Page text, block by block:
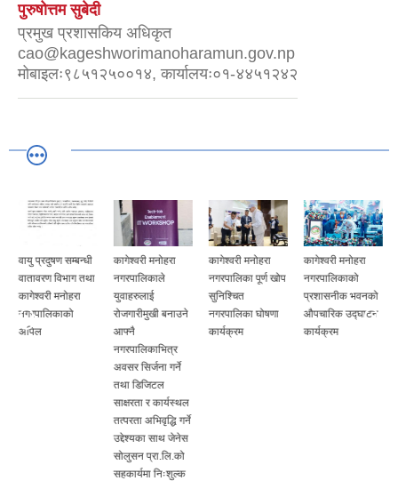
पुरुषोत्तम सुबेदी
प्रमुख प्रशासकिय अधिकृत
cao@kageshworimanoharamun.gov.np
मोबाइलः९८५१२५००१४, कार्यालयः०१-४४५१२४२
वायु प्रदुषण सम्बन्धी
वातावरण विभाग तथा
कागेश्वरी मनोहरा
नगरपालिकाको
अपिल
कागेश्वरी मनोहरा
नगरपालिकाले
युवाहरुलाई
रोजगारीमुखी बनाउने
आफ्नै
नगरपालिकाभित्र
अवसर सिर्जना गर्ने
तथा डिजिटल
साक्षरता र कार्यस्थल
तत्परता अभिवृद्धि गर्ने
उद्देश्यका साथ जेनेस
सोलुसन प्रा.लि.को
सहकार्यमा निःशुल्क
कागेश्वरी मनोहरा
नगरपालिका पूर्ण खोप
सुनिश्चित
नगरपालिका घोषणा
कार्यक्रम
कागेश्वरी मनोहरा
नगरपालिकाको
प्रशासनीक भवनको
औपचारिक उद्घाटन
कार्यक्रम